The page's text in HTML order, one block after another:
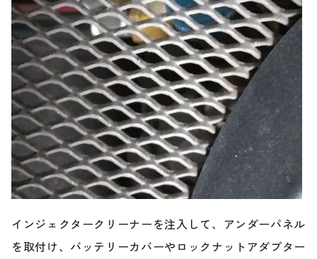
インジェクタークリーナーを注入して、アンダーパネル
を取付け、バッテリーカバーやロックナットアダプター